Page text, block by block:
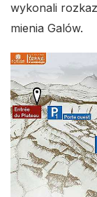
wykonali
mienia Galów.